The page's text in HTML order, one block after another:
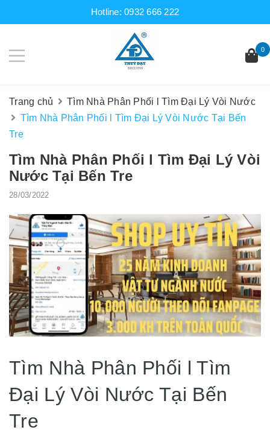
Hotline:0932 666 222
0
Trang chủ
Tìm Nhà Phân Phối l Tìm Đại Lý Vòi Nước
Tìm Nhà Phân Phối l Tìm Đại Lý Vòi Nước Tại Bến
Tre
Tìm Nhà Phân Phối l Tìm Đại Lý Vòi
Nước Tại Bến Tre
28/03/2022
Tìm Nhà Phân Phối l Tìm
Đại Lý Vòi Nước Tại Bến
Tre